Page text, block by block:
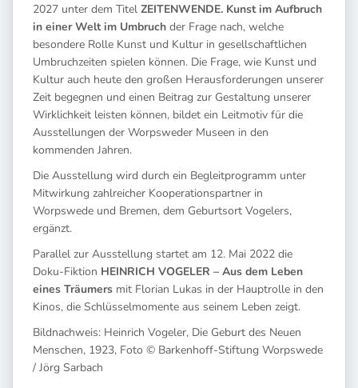
2027 unter dem Titel ZEITENWENDE. Kunst im Aufbruch
in einer Welt im Umbruch der Frage nach, welche
besondere Rolle Kunst und Kultur in gesellschaftlichen
Umbruchzeiten spielen können. Die Frage, wie Kunst und
Kultur auch heute den großen Herausforderungen unserer
Zeit begegnen und einen Beitrag zur Gestaltung unserer
Wirklichkeit leisten können, bildet ein Leitmotiv für die
Ausstellungen der Worpsweder Museen in den
kommenden Jahren.
Die Ausstellung wird durch ein Begleitprogramm unter
Mitwirkung zahlreicher Kooperationspartner in
Worpswede und Bremen, dem Geburtsort Vogelers,
ergänzt.
Parallel zur Ausstellung startet am 12. Mai 2022 die
Doku-Fiktion HEINRICH VOGELER – Aus dem Leben
eines Träumers mit Florian Lukas in der Hauptrolle in den
Kinos, die Schlüsselmomente aus seinem Leben zeigt.
Bildnachweis: Heinrich Vogeler, Die Geburt des Neuen
Menschen, 1923, Foto © Barkenhoff-Stiftung Worpswede
/ Jörg Sarbach